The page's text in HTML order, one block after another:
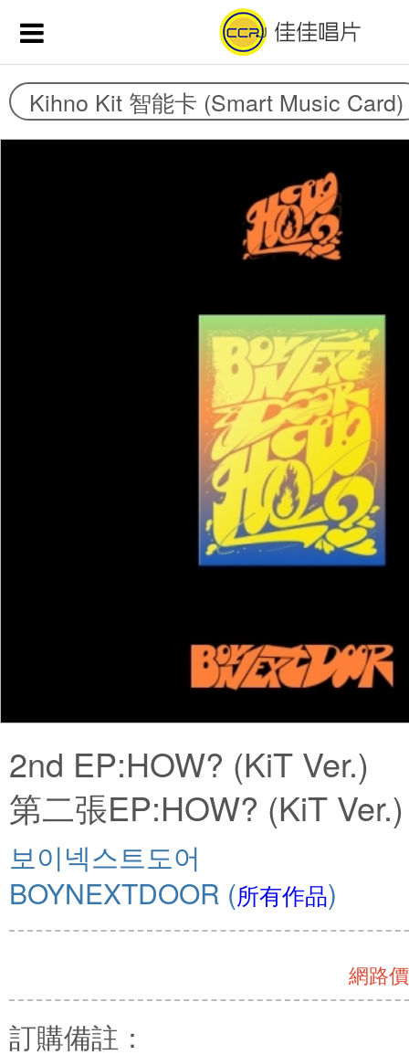
Kihno Kit 智能卡 (Smart Music Card)
2nd EP:HOW? (KiT Ver.)
第二張EP:HOW? (KiT Ver.)
보이넥스트도어
BOYNEXTDOOR (所有作品)
網路
訂購備註：